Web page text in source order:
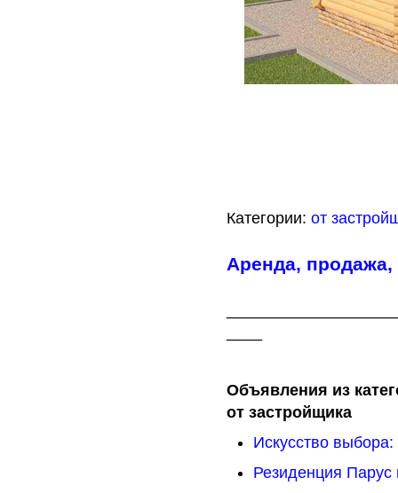
Категории: от
Аренда,
Объявления из
от застройщика
Искусство выбора:
Резиденция Парус